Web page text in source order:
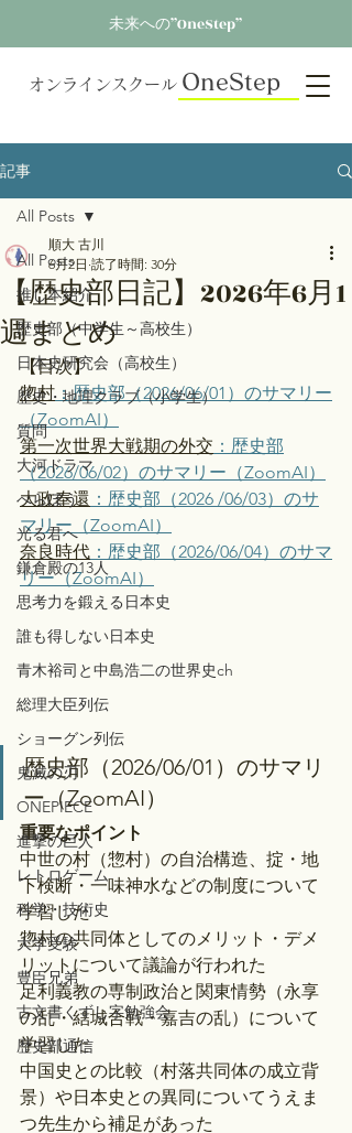
未来への”OneStep”
オンラインスクール OneStep
記事
All Posts
推し本紹介
歴史部（中学生～高校生）
日本史研究会（高校生）
歴史・地理クラブ（小学生）
質問
大河ドラマ
べらぼう
光る君へ
鎌倉殿の13人
思考力を鍛える日本史
誰も得しない日本史
青木裕司と中島浩二の世界史ch
総理大臣列伝
ショーグン列伝
鬼滅の刃
ONEPIECE
進撃の巨人
レトロゲーム
科学・技術史
大学受験
豊臣兄弟
古文書くずし字勉強会
歴史部通信
All Posts
【歴史部日記】2026年6月1
週まとめ
順大 古川
6月2日 読了時間: 30分
【目次】
惣村：歴史部（2026/06/01）のサマリー
（ZoomAI）
第一次世界大戦期の外交 ：歴史部
（2026/06/02）のサマリー（ZoomAI）
大政奉還 ：歴史部（2026 /06/03）のサ
マリー（ZoomAI）
奈良時代 ：歴史部（2026/06/04）のサマ
リー（ZoomAI）
歴史部（2026/06/01）のサマリ
ー（ZoomAI）
重要なポイント
中世の村（惣村）の自治構造、掟・地
下検断・一味神水などの制度について
学習した
惣村の共同体としてのメリット・デメ
リットについて議論が行われた
足利義教の専制政治と関東情勢（永享
の乱・結城合戦・嘉吉の乱）について
学習した
中国史との比較（村落共同体の成立背
景）や日本史との異同についてうえま
つ先生から補足があった